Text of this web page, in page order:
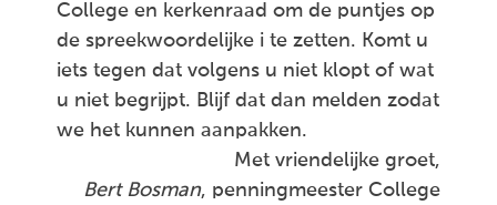
College en kerkenraad om de puntjes op
de spreekwoordelijke i te zetten. Komt u
iets tegen dat volgens u niet klopt of wat
u niet begrijpt. Blijf dat dan melden zodat
we het kunnen aanpakken.
Met vriendelijke groet,
Bert Bosman, penningmeester College